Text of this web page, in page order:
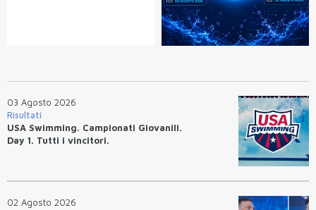
03 Agosto 2026
Risultati
USA Swimming. Campionati Giovanili.
Day 1. Tutti i vincitori.
02 Agosto 2026